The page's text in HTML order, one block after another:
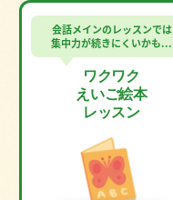
会話メインのレッスンでは
集中力が続きにくいかも...
ワクワク
えいご絵本
レッスン